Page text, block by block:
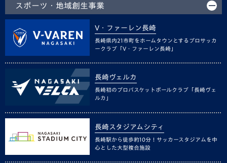
スポーツ・地域創生事業
V・ファーレン長崎
長崎県内21市町をホームタウンとするプロサッカ
ークラブ「V・ファーレン長崎」
長崎ヴェルカ
長崎初のプロバスケットボールクラブ「長崎ヴェ
ルカ」
長崎スタジアムシティ
長崎駅から徒歩約10分！サッカースタジアムを中
心とした大型複合施設